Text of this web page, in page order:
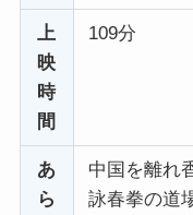
上
映
時
間
109分
あ
ら
中国を離れ
詠春拳の道